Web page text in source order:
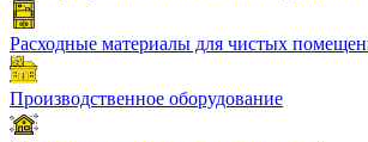
Расходные материалы для чистых
Производственное оборудование